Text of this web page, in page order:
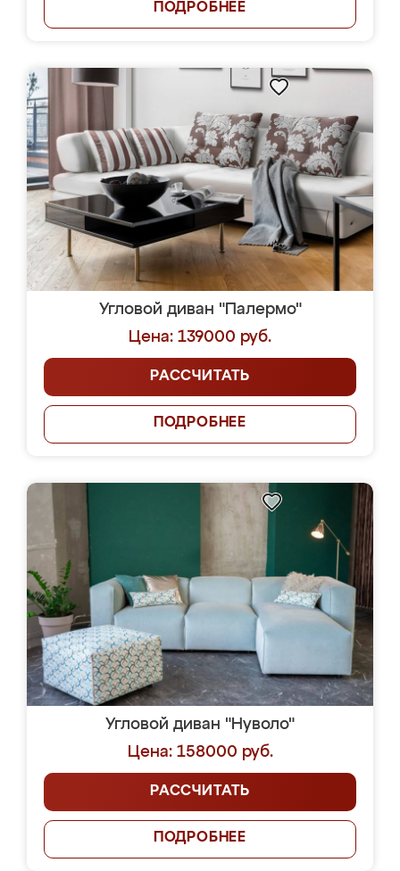
ПОДРОБНЕЕ
Угловой диван "Палермо"
Цена: 139000 руб.
РАССЧИТАТЬ
ПОДРОБНЕЕ
Угловой диван "Нуволо"
Цена: 158000 руб.
РАССЧИТАТЬ
ПОДРОБНЕЕ